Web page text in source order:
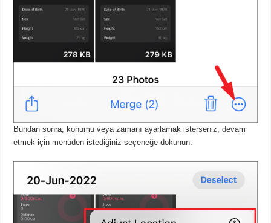
Bundan sonra, konumu veya zamanı ayarlamak isterseniz, devam
etmek için menüden istediğiniz seçeneğe dokunun.